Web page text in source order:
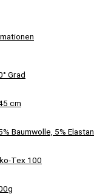
Grad
cm
Baumwolle, 5% Elastan
Tex 100